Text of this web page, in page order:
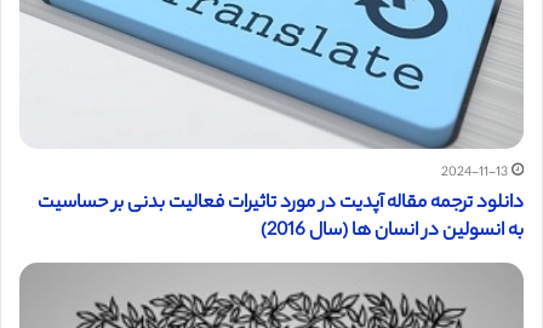
2024-11-13
دانلود ترجمه مقاله آپدیت در مورد تاثیرات فعالیت بدنی بر حساسیت
به انسولین در انسان ها (سال 2016)